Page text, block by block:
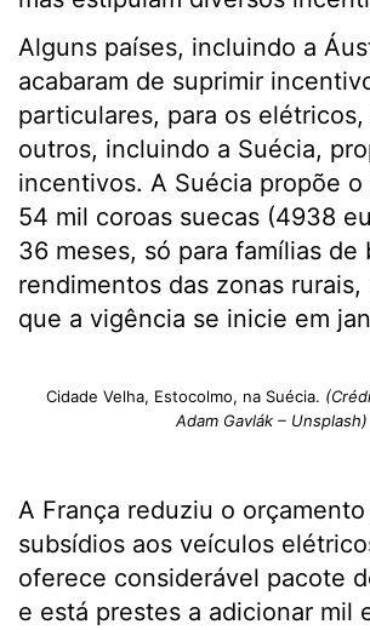
Alguns países, incluindo a
acabaram de suprimir
particulares, para os
outros, incluindo a Suécia,
incentivos. A Suécia propõe o
54 mil coroas suecas (4938
36 meses, só para famílias de
rendimentos das zonas
que a vigência se inicie em
Cidade Velha, Estocolmo, na Suécia.
Adam Gavlák – Unsplash)
A França reduziu o orçamento
subsídios aos veículos
oferece considerável pacote
e está prestes a adicionar mil